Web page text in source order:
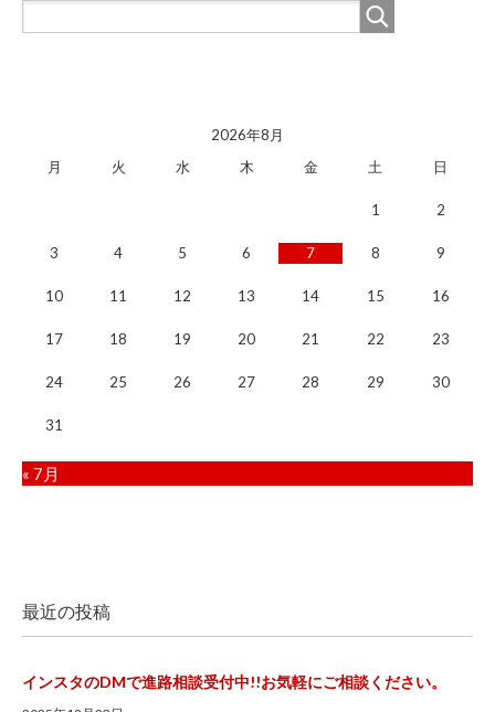
2026年8月
月
火 水 木 金 土 日
1 2
3 4 5 6 7 8 9
10 11 12 13 14 15 16
17 18 19 20 21 22 23
24 25 26 27 28 29 30
31
« 7月
最近の投稿
インスタのDMで進路相談受付中!!お気軽にご相談ください。